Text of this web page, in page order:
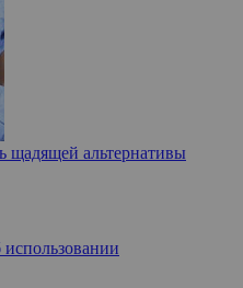
щадящей альтернативы